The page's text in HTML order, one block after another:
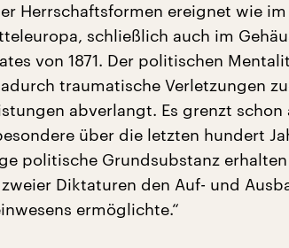
Herrschaftsformen ereignet wie im
schließlich auch im
von 1871. Der politischen
traumatische Verletzungen
abverlangt. Es grenzt schon
über die letzten hundert
politische Grundsubstanz
Diktaturen den Auf- und
ermöglichte.“